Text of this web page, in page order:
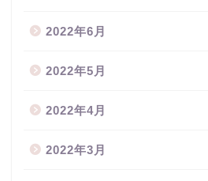
2022年6月
2022年5月
2022年4月
2022年3月